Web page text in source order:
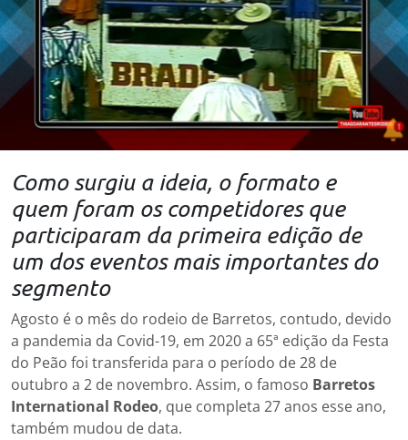
Como surgiu a ideia, o formato e
quem foram os competidores que
participaram da primeira edição de
um dos eventos mais importantes do
segmento
Agosto é o mês do rodeio de Barretos, contudo, devido
a pandemia da Covid-19, em 2020 a 65ª edição da Festa
do Peão foi transferida para o período de 28 de
outubro a 2 de novembro. Assim, o famoso Barretos
International Rodeo, que completa 27 anos esse ano,
também mudou de data.